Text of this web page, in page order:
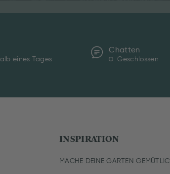
eines Tages
Chatten
Geschlossen
INSPIRATION
MACHE DEINE GARTEN